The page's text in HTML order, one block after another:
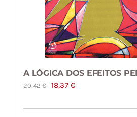
A LÓGICA DOS EFEITOS
20,42€
O
original
18,37€O
atual